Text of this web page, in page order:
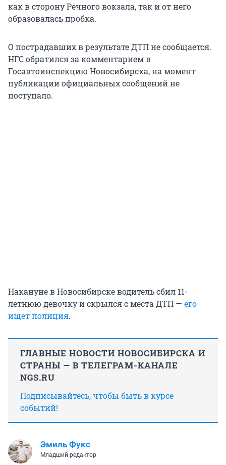
как в сторону Речного вокзала, так и от него
образовалась пробка.
О пострадавших в результате ДТП не сообщается.
НГС обратился за комментарием в
Госавтоинспекцию Новосибирска, на момент
публикации официальных сообщений не
поступало.
Накануне в Новосибирске водитель сбил 11-
летнюю девочку и скрылся с места ДТП — его
ищет полиция.
ГЛАВНЫЕ НОВОСТИ НОВОСИБИРСКА И
СТРАНЫ — В ТЕЛЕГРАМ-КАНАЛЕ
NGS.RU
Подписывайтесь, чтобы быть в курсе
событий!
Эмиль Фукс
Младший редактор